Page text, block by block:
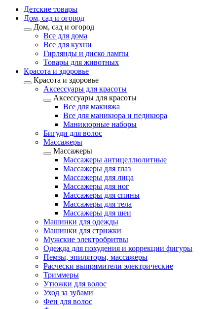
Детские товары
Дом, сад и огород
Дом, сад и огород
Все для дома
Все для кухни
Гирлянды и диско лампы
Товары для животных
Красота и здоровье
Красота и здоровье
Аксессуары для красоты
Аксессуары для красоты
Все для макияжа
Все для маникюра и педикюра
Маникюрные наборы
Бигуди для волос
Массажеры
Массажеры
Массажеры антицеллюлитные
Массажеры для глаз
Массажеры для лица
Массажеры для ног
Массажеры для спины
Массажеры для тела
Массажеры для шеи
Машинки для одежды
Машинки для стрижки
Мужские электробритвы
Одежда для похудения и коррекции фигуры
Пемзы, эпиляторы, массажеры
Расчески выпрямители электрические
Триммеры
Утюжки для волос
Уход за зубами
Фен для волос